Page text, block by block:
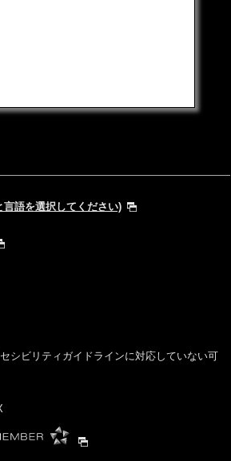
語を選択してください)
シビリティガイドラインに対応していない可